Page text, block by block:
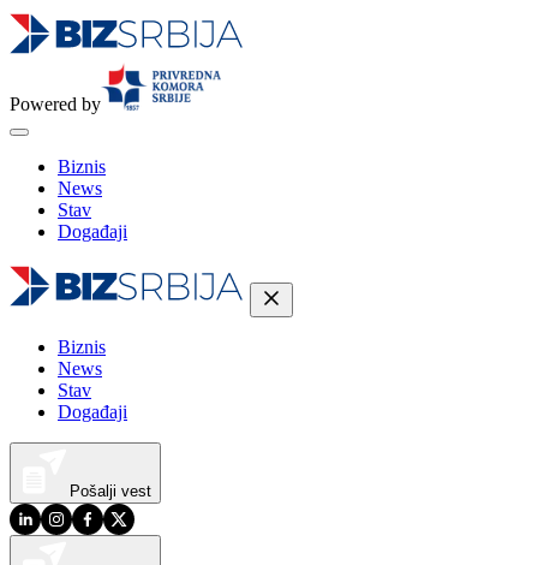
Powered by
Biznis
News
Stav
Događaji
Biznis
News
Stav
Događaji
Pošalji vest